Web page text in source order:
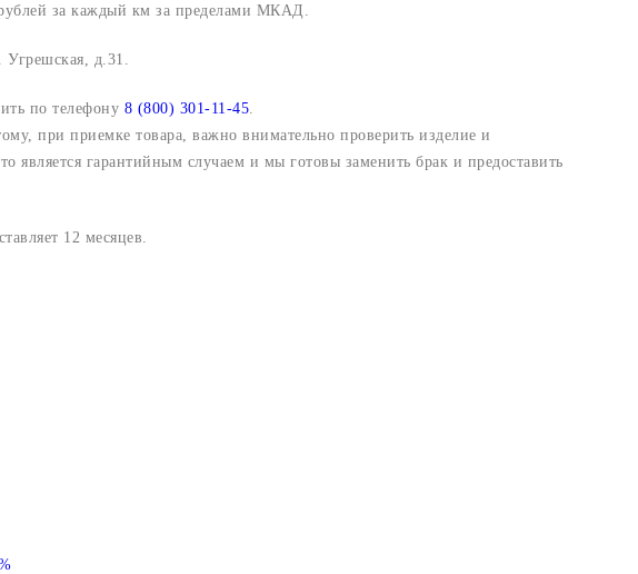
за каждый км за пределами МКАД.
д.31.
по телефону 8 (800) 301-11-45
при приемке товара, важно внимательно проверить изделие и
гарантийным случаем и мы готовы заменить брак и предоставить
12 месяцев.